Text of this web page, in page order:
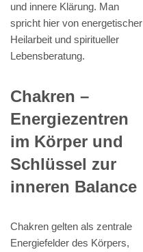
und innere Klärung. Man
spricht hier von energetischer
Heilarbeit und spiritueller
Lebensberatung.
Chakren –
Energiezentren
im Körper und
Schlüssel zur
inneren Balance
Chakren gelten als zentrale
Energiefelder des Körpers,